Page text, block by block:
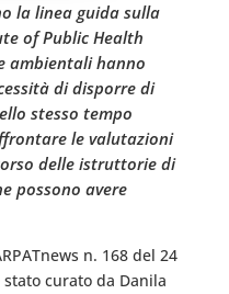
la linea guida sulla
of Public Health
ambientali hanno
di disporre di
stesso tempo
le valutazioni
delle istruttorie di
possono avere
n. 168 del 24
curato da Danila